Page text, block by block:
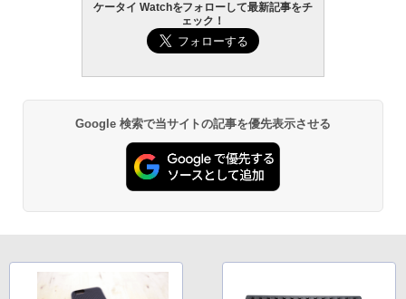
ケータイ Watchをフォローして最新記事をチ
ェック！
Google 検索で当サイトの記事を優先表示させる